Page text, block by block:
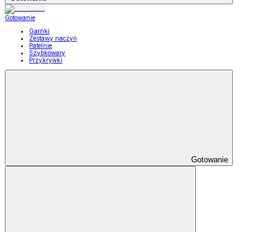
Gotowanie
Garnki
Zestawy naczyń
Patelnie
Szybkowary
Przykrywki
Gotowanie